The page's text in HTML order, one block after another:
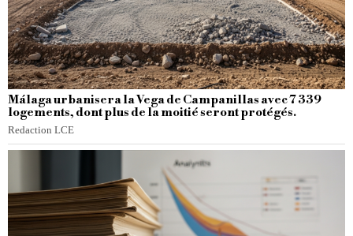
Málaga urbanisera la Vega de Campanillas avec 7 339
logements, dont plus de la moitié seront protégés.
Redaction LCE